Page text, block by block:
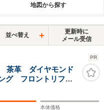
地図から探す
並べ替え
更新時に
メール受信
PR
茶革 ダイヤモンド
グ フロントリフ
ックサス ADAS レ
ンジャーディスプ
本体価格